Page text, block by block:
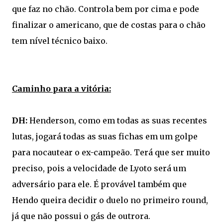
que faz no chão. Controla bem por cima e pode
finalizar o americano, que de costas para o chão
tem nível técnico baixo.
Caminho para a vitória:
DH: Henderson, como em todas as suas recentes
lutas, jogará todas as suas fichas em um golpe
para nocautear o ex-campeão. Terá que ser muito
preciso, pois a velocidade de Lyoto será um
adversário para ele. É provável também que
Hendo queira decidir o duelo no primeiro round,
já que não possui o gás de outrora.